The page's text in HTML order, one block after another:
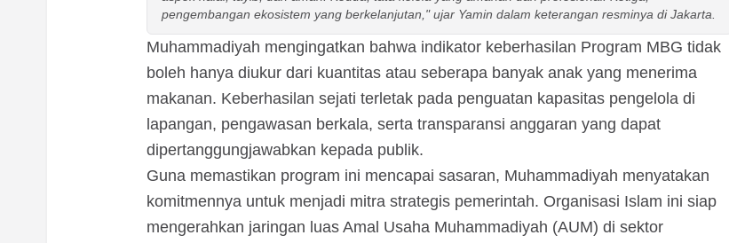
pengembangan ekosistem yang berkelanjutan," ujar Yamin dalam keterangan resminya di Jakarta.
Muhammadiyah mengingatkan bahwa indikator keberhasilan Program MBG tidak
boleh hanya diukur dari kuantitas atau seberapa banyak anak yang menerima
makanan. Keberhasilan sejati terletak pada penguatan kapasitas pengelola di
lapangan, pengawasan berkala, serta transparansi anggaran yang dapat
dipertanggungjawabkan kepada publik.
Guna memastikan program ini mencapai sasaran, Muhammadiyah menyatakan
komitmennya untuk menjadi mitra strategis pemerintah. Organisasi Islam ini siap
mengerahkan jaringan luas Amal Usaha Muhammadiyah (AUM) di sektor